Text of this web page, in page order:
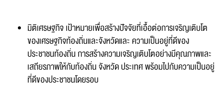
มิติเศรษฐกิจ เป้าหมายเพื่อสร้างปัจจัยที่เอื้อต่อการเจริญเติบโต
ของเศรษฐกิจท้องถิ่นและจังหวัดและ ความเป็นอยู่ที่ดีของ
ประชาชนท้องถิ่น การสร้างความเจริญเติบโตอย่างมีคุณภาพและ
เสถียรภาพให้กับท้องถิ่น จังหวัด ประเทศ พร้อมไปกับความเป็นอยู่
ที่ดีของประชาชนโดยรอบ